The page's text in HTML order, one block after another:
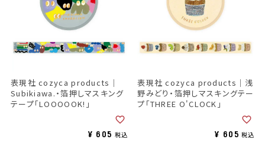
表現社 cozyca products｜
Subikiawa.・箔押しマスキング
テープ「LOOOOOK!」
¥ 605 税込
表現社 cozyca products｜浅
野みどり・箔押しマスキングテー
プ「THREE O'CLOCK」
¥ 605 税込